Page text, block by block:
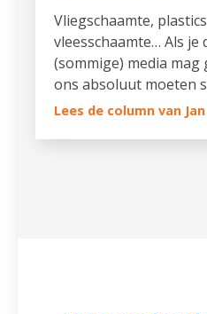
Vliegschaamte,
vleesschaamte… Als je
(sommige) media mag
ons absoluut moeten
Lees de column van